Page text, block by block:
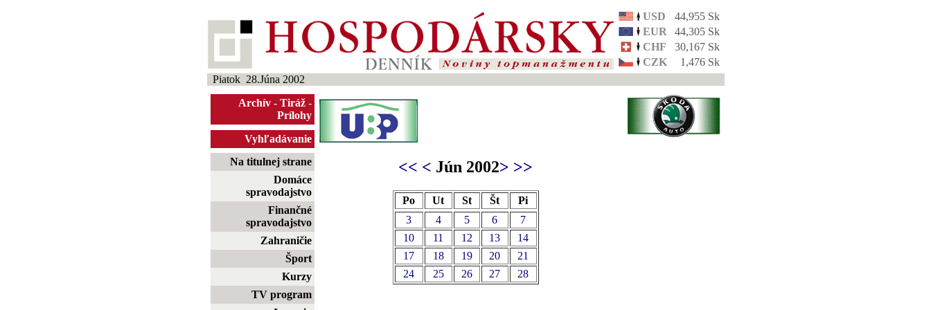
USD
44,955 Sk
EUR
44,305 Sk
CHF
30,167 Sk
CZK
1,476 Sk
Piatok 28.Júna 2002
Archív - Tiráž -
Prílohy
Vyhľadávanie
Na titulnej strane
Domáce
spravodajstvo
Finančné
spravodajstvo
Zahraničie
Šport
Kurzy
TV program
<< < Jún 2002> >>
Po Ut St Št
Pi
3
4 5 6
7
10
11 12 13
14
17
18 19 20
21
24
25 26 27 28